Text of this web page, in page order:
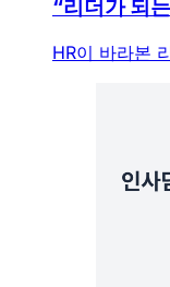
“리더가 되
HR이 바라본